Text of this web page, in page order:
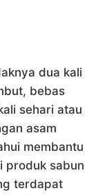
dua kali
bebas
sehari atau
asam
membantu
produk sabun
terdapat